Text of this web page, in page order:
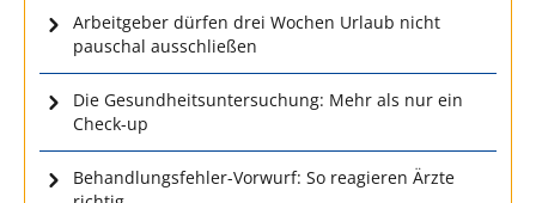
Arbeitgeber dürfen drei Wochen Urlaub nicht
pauschal ausschließen
Die Gesundheitsuntersuchung: Mehr als nur ein
Check-up
Behandlungsfehler-Vorwurf: So reagieren Ärzte